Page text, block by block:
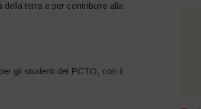
della terra e per contribuire alla
gli studenti del PCTO, con il